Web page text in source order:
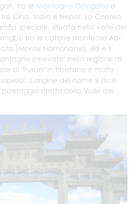
tra le Montagne Gangdise e
Cina, India e Nepal. La Contea
speciale, situata nella valle del
tra le catene montuose Abi
(Monte Namonanyi), ed è il
innevate" nella regione di
di "Puran" in tibetano è molto
L'origine del nome si dice
stretto della Valle del